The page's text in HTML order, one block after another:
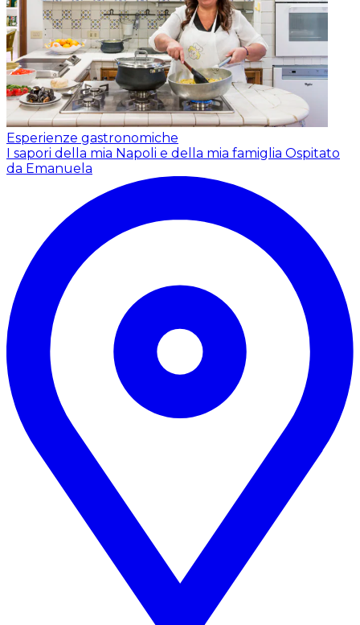
Esperienze gastronomiche
I sapori della mia Napoli e della mia famiglia Ospitato
da Emanuela